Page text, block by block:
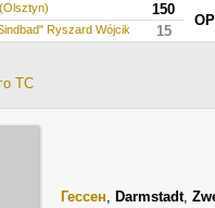
150
Ryszard Wójcik 15
ТС
Гессен, Darmstadt,